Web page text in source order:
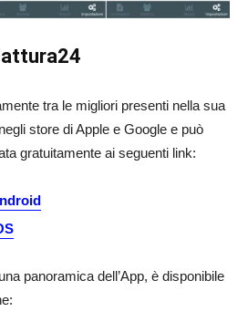
tra le migliori presenti nella sua
store di Apple e Google e può
gratuitamente ai seguenti link:
panoramica dell’App, è disponibile